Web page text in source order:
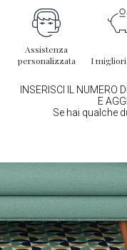
Assistenza
personalizzata
I
INSERISCI IL NUMERO
E
Se hai qualche